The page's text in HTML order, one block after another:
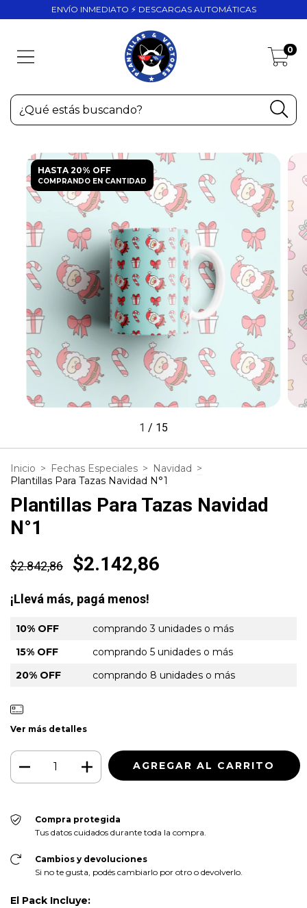
ENVÍO INMEDIATO ⚡ DESCARGAS AUTOMÁTICAS
0
HASTA 20% OFF
COMPRANDO EN CANTIDAD
1 / 15
Inicio > Fechas Especiales > Navidad >
Plantillas Para Tazas Navidad N°1
Plantillas Para Tazas Navidad
N°1
$2.842,86 $2.142,86
¡Llevá más, pagá menos!
10% OFF
comprando 3 unidades o más
15% OFF
comprando 5 unidades o más
20% OFF
comprando 8 unidades o más
Ver más detalles
Compra protegida
Tus datos cuidados durante toda la compra.
Cambios y devoluciones
Si no te gusta, podés cambiarlo por otro o devolverlo.
El Pack Incluye: